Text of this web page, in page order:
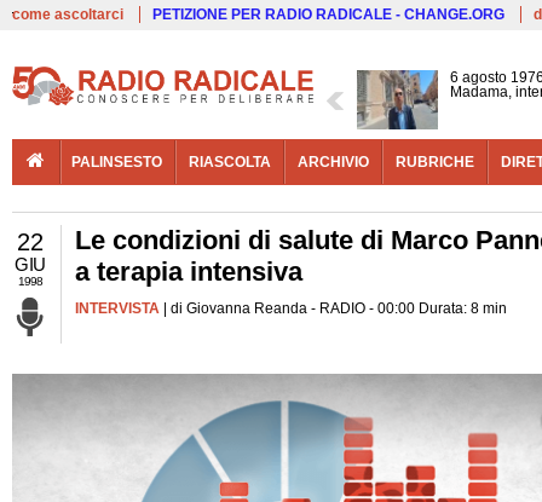
come ascoltarci PETIZIONE PER RADIO RADICALE - CHANGE.ORG
6 agosto
Madama,
PALINSESTO RIASCOLTA ARCHIVIO RUBRICHE
22
GIU
1998
Le condizioni di salute di Marco
a terapia intensiva
INTERVISTA | di Giovanna Reanda - RADIO - 00:00 Durata: 8 min